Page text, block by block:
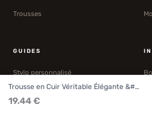
Trousses
GUIDES
Stylo personnalisé
Stylos haut de gamme
Trousse en Cuir Véritable Élégante &#…
19.44 €